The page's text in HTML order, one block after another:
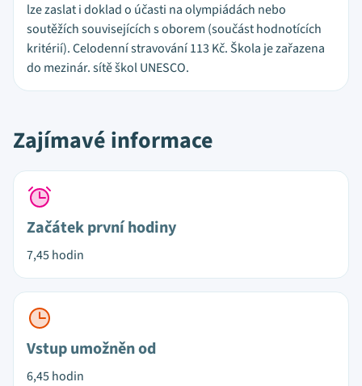
lze zaslat i doklad o účasti na olympiádách nebo
soutěžích souvisejících s oborem (součást hodnotících
kritérií). Celodenní stravování 113 Kč. Škola je zařazena
do mezinár. sítě škol UNESCO.
Zajímavé informace
Začátek první hodiny
7,45 hodin
Vstup umožněn od
6,45 hodin